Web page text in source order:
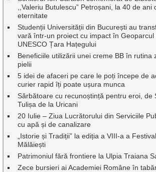
,,Valeriu Butulescu” Petroșani, la 40 de ani
eternitate
Studenții Universității din București au
vară într-un proiect cu impact în
UNESCO Țara Hațegului
Beneficiile utilizării unei creme BB în rutina
pielii
5 idei de afaceri pe care le poți începe de
curier rapid îți poate ușura munca
Sărbătoare cu recunoștință pentru eroi, de
Tulișa de la Uricani
20 Iulie – Ziua Lucrătorului din Serviciile
cu apă și de canalizare
„Istorie și Tradiții” la ediția a VIII-a a
Mălăiești
Patrimoniul fără frontiere la Ulpia Traiana
Zece bursieri ai Academiei Române în